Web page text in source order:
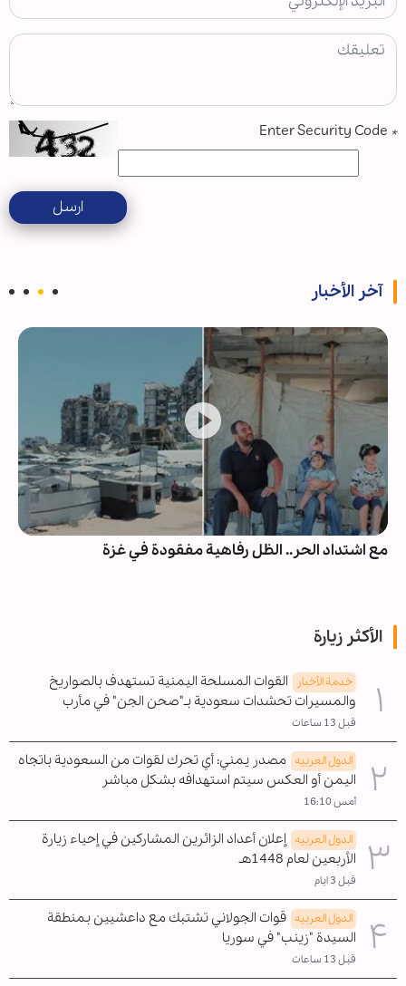
*
ارسل
آخر الأخبار
مع اشتداد الحر.. الظل رفاهية مفقودة في غزة
الأكثر زيارة
خدمة الأخبار
القوات المسلحة اليمنية تستهدف بالصواريخ
والمسيرات تحشدات سعودية بـ"صحن الجن" في مأرب
قبل 13 ساعات
الدول العربیه مصدر يمني: أي تحرك لقوات من السعودية باتجاه
اليمن أو العكس سيتم استهدافه بشكل مباشر
أمس 16:10
الدول العربیه إعلان أعداد الزائرين المشاركين في إحياء زيارة
الأربعين لعام 1448هـ
قبل 3 ايام
الدول العربیه قوات الجولاني تشتبك مع داعشيين بمنطقة
السيدة "زينب" في سوريا
قبل 13 ساعات